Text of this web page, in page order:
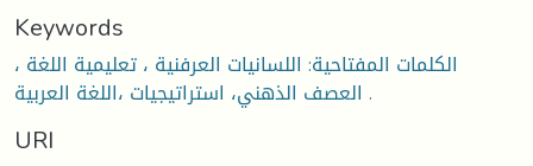
Keywords
الكلمات المفتاحية: اللسانيات العرفنية ، تعليمية اللغة ،
العصف الذهني، استراتيجيات ،اللغة العربية .
URI